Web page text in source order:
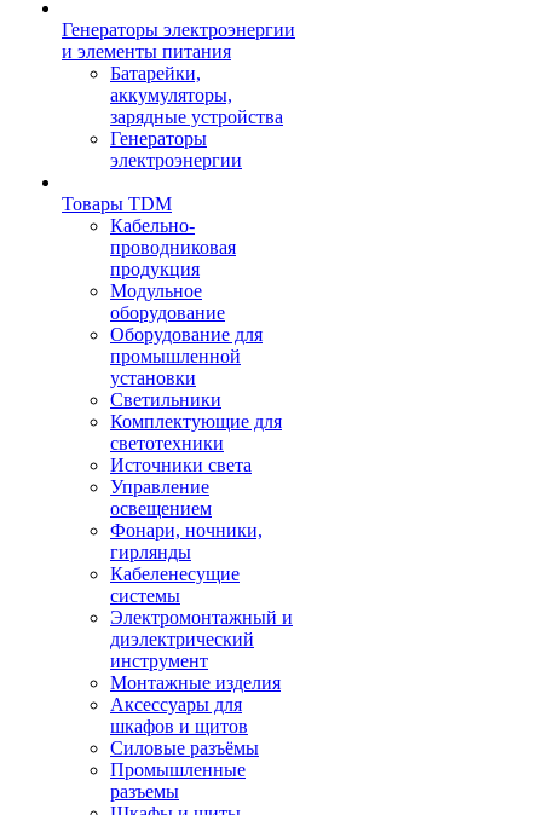
Генераторы электроэнергии
и элементы питания
Батарейки,
аккумуляторы,
зарядные устройства
Генераторы
электроэнергии
Товары TDM
Кабельно-
проводниковая
продукция
Модульное
оборудование
Оборудование для
промышленной
установки
Светильники
Комплектующие для
светотехники
Источники света
Управление
освещением
Фонари, ночники,
гирлянды
Кабеленесущие
системы
Электромонтажный и
диэлектрический
инструмент
Монтажные изделия
Аксессуары для
шкафов и щитов
Силовые разъёмы
Промышленные
разъемы